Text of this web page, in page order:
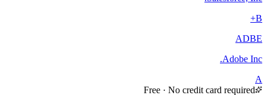
B+
ADBE
Adobe Inc.
A
Free · No credit card required